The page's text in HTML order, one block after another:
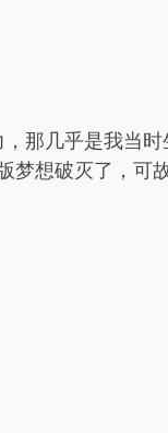
那几乎是我当
梦想破灭了，可